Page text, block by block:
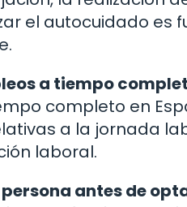
el autocuidado
a tiempo
completo en
a la jornada
laboral.
antes de